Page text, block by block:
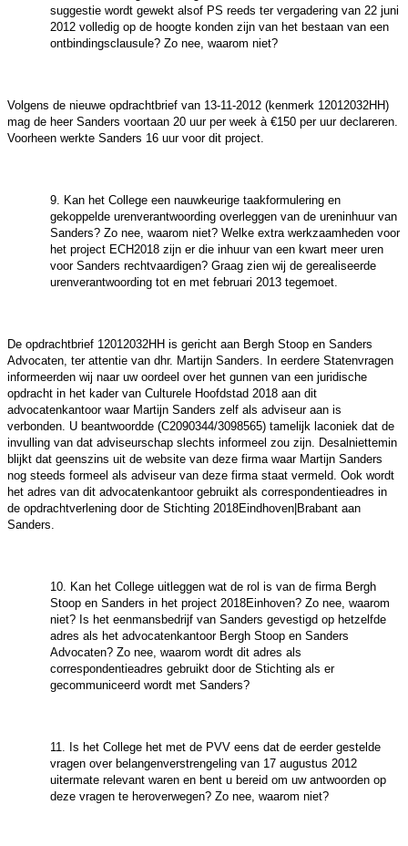
suggestie wordt gewekt alsof PS reeds ter vergadering van 22 juni
2012 volledig op de hoogte konden zijn van het bestaan van een
ontbindingsclausule? Zo nee, waarom niet?
Volgens de nieuwe opdrachtbrief van 13-11-2012 (kenmerk 12012032HH)
mag de heer Sanders voortaan 20 uur per week à €150 per uur declareren.
Voorheen werkte Sanders 16 uur voor dit project.
9. Kan het College een nauwkeurige taakformulering en
gekoppelde urenverantwoording overleggen van de ureninhuur van
Sanders? Zo nee, waarom niet? Welke extra werkzaamheden voor
het project ECH2018 zijn er die inhuur van een kwart meer uren
voor Sanders rechtvaardigen? Graag zien wij de gerealiseerde
urenverantwoording tot en met februari 2013 tegemoet.
De opdrachtbrief 12012032HH is gericht aan Bergh Stoop en Sanders
Advocaten, ter attentie van dhr. Martijn Sanders. In eerdere Statenvragen
informeerden wij naar uw oordeel over het gunnen van een juridische
opdracht in het kader van Culturele Hoofdstad 2018 aan dit
advocatenkantoor waar Martijn Sanders zelf als adviseur aan is
verbonden. U beantwoordde (C2090344/3098565) tamelijk laconiek dat de
invulling van dat adviseurschap slechts informeel zou zijn. Desalniettemin
blijkt dat geenszins uit de website van deze firma waar Martijn Sanders
nog steeds formeel als adviseur van deze firma staat vermeld. Ook wordt
het adres van dit advocatenkantoor gebruikt als correspondentieadres in
de opdrachtverlening door de Stichting 2018Eindhoven|Brabant aan
Sanders.
10. Kan het College uitleggen wat de rol is van de firma Bergh
Stoop en Sanders in het project 2018Einhoven? Zo nee, waarom
niet? Is het eenmansbedrijf van Sanders gevestigd op hetzelfde
adres als het advocatenkantoor Bergh Stoop en Sanders
Advocaten? Zo nee, waarom wordt dit adres als
correspondentieadres gebruikt door de Stichting als er
gecommuniceerd wordt met Sanders?
11. Is het College het met de PVV eens dat de eerder gestelde
vragen over belangenverstrengeling van 17 augustus 2012
uitermate relevant waren en bent u bereid om uw antwoorden op
deze vragen te heroverwegen? Zo nee, waarom niet?